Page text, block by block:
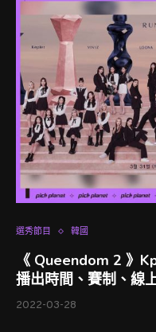
選秀節目 韓國
《 Queendom 2 》
播出時間、賽制、線
2022-03-28